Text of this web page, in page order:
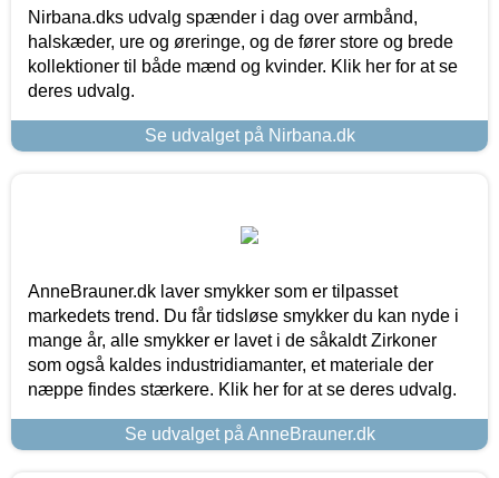
Nirbana.dks udvalg spænder i dag over armbånd,
halskæder, ure og øreringe, og de fører store og brede
kollektioner til både mænd og kvinder. Klik her for at se
deres udvalg.
Se udvalget på Nirbana.dk
AnneBrauner.dk laver smykker som er tilpasset
markedets trend. Du får tidsløse smykker du kan nyde i
mange år, alle smykker er lavet i de såkaldt Zirkoner
som også kaldes industridiamanter, et materiale der
næppe findes stærkere. Klik her for at se deres udvalg.
Se udvalget på AnneBrauner.dk